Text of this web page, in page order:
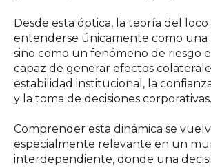
Desde esta óptica, la teoría del
entenderse únicamente como una
sino como un fenómeno de riesgo
capaz de generar efectos
estabilidad institucional, la
y la toma de decisiones corporativas.
Comprender esta dinámica se
especialmente relevante en un
interdependiente, donde una